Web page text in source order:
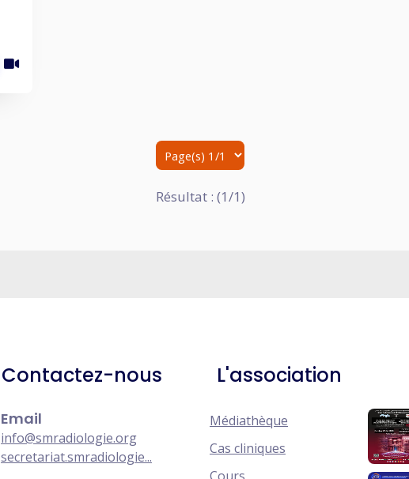
Résultat : (1/1)
Contactez-nous
Email
info@smradiologie.org
secretariat.smradiologie...
L'association
Médiathèque
Cas cliniques